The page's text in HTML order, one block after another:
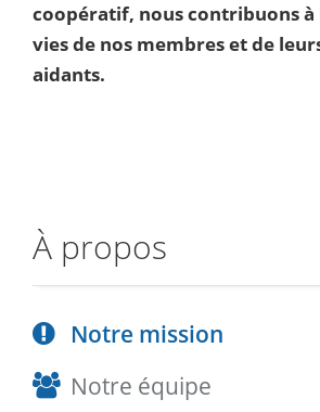
coopératif, nous contribuons à
vies de nos membres et de
aidants.
À propos
Notre mission
Notre équipe